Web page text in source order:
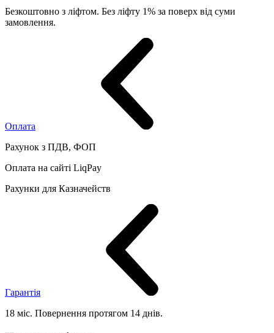
Безкоштовно з ліфтом. Без ліфту 1% за поверх від суми
замовлення.
Оплата
Рахунок з ПДВ, ФОП
Оплата на сайті LiqPay
Рахунки для Казначейств
Гарантія
18 міс. Повернення протягом 14 днів.